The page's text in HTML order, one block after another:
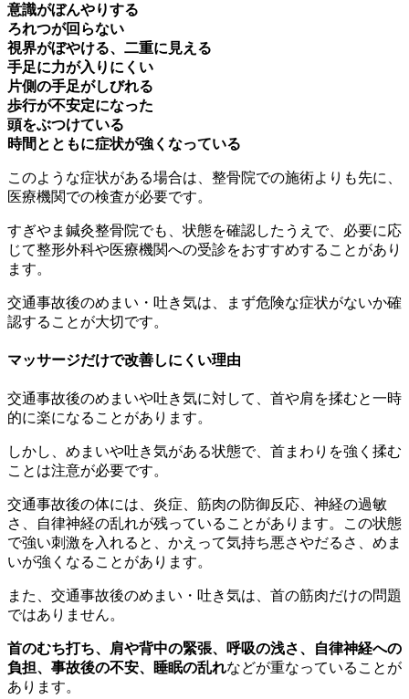
意識がぼんやりする
ろれつが回らない
視界がぼやける、二重に見える
手足に力が入りにくい
片側の手足がしびれる
歩行が不安定になった
頭をぶつけている
時間とともに症状が強くなっている
このような症状がある場合は、整骨院での施術よりも先に、
医療機関での検査が必要です。
すぎやま鍼灸整骨院でも、状態を確認したうえで、必要に応
じて整形外科や医療機関への受診をおすすめすることがあり
ます。
交通事故後のめまい・吐き気は、まず危険な症状がないか確
認することが大切です。
マッサージだけで改善しにくい理由
交通事故後のめまいや吐き気に対して、首や肩を揉むと一時
的に楽になることがあります。
しかし、めまいや吐き気がある状態で、首まわりを強く揉む
ことは注意が必要です。
交通事故後の体には、炎症、筋肉の防御反応、神経の過敏
さ、自律神経の乱れが残っていることがあります。この状態
で強い刺激を入れると、かえって気持ち悪さやだるさ、めま
いが強くなることがあります。
また、交通事故後のめまい・吐き気は、首の筋肉だけの問題
ではありません。
首のむち打ち、肩や背中の緊張、呼吸の浅さ、自律神経への
負担、事故後の不安、睡眠の乱れなどが重なっていることが
あります。